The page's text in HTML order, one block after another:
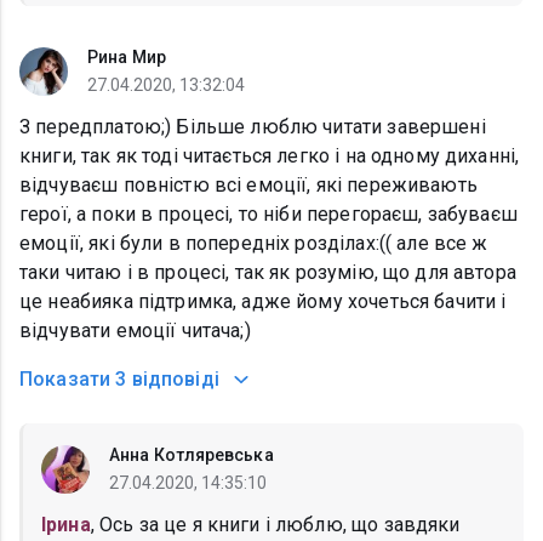
Рина Мир
27.04.2020, 13:32:04
З передплатою;) Більше люблю читати завершені
книги, так як тоді читається легко і на одному диханні,
відчуваєш повністю всі емоції, які переживають
герої, а поки в процесі, то ніби перегораєш, забуваєш
емоції, які були в попередніх розділах:(( але все ж
таки читаю і в процесі, так як розумію, що для автора
це неабияка підтримка, адже йому хочеться бачити і
відчувати емоції читача;)
Показати 3 відповіді
Анна Котляревська
27.04.2020, 14:35:10
Ірина, Ось за це я книги і люблю, що завдяки